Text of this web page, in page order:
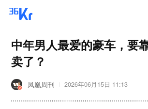
中年男人最爱的豪车，要
卖了？
凤凰周刊 2026年06月15日 11:13